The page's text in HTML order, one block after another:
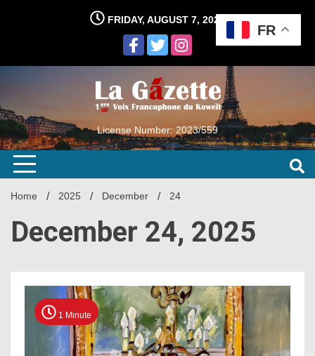
FRIDAY, AUGUST 7, 2026
License Number: 2023/559
Home 2025 December 24
December 24, 2025
1 Minute
FR